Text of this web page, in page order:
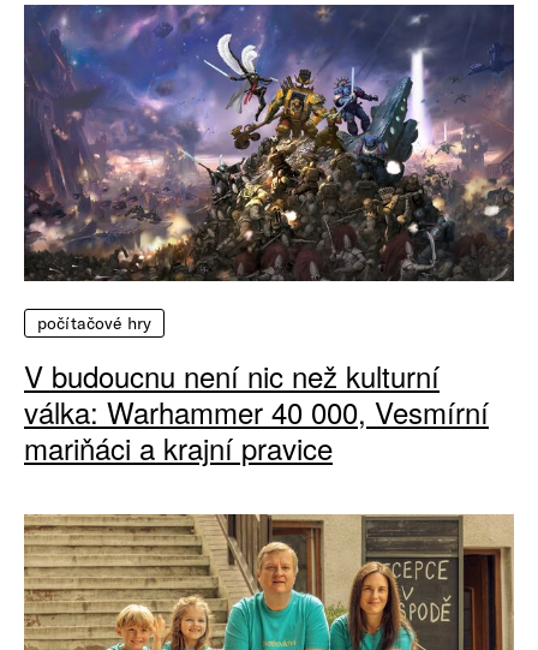
počítačové hry
V budoucnu není nic než kulturní
válka: Warhammer 40 000, Vesmírní
mariňáci a krajní pravice